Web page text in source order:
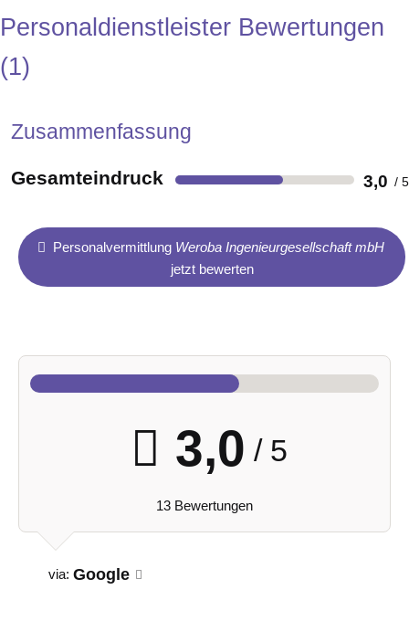
Personaldienstleister Bewertungen
1
Zusammenfassung
Gesamteindruck 3,0
Personalvermittlung Weroba Ingenieurgesellschaft mbH
jetzt bewerten
3,0 / 5
13 Bewertungen
via: Google